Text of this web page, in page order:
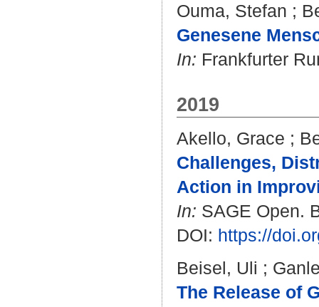
Ouma, Stefan ;
Genesene
In: Frankfurter
2019
Akello, Grace ;
Challenges,
Action in
In: SAGE Open.
DOI: https://
Beisel, Uli ;
The Release of